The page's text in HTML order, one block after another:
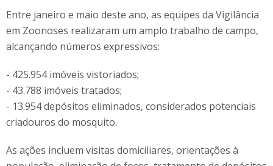
Entre janeiro e maio deste ano, as equipes da Vigilância
em Zoonoses realizaram um amplo trabalho de campo,
alcançando números expressivos:
- 425.954 imóveis vistoriados;
- 43.788 imóveis tratados;
- 13.954 depósitos eliminados, considerados potenciais
criadouros do mosquito.
As ações incluem visitas domiciliares, orientações à